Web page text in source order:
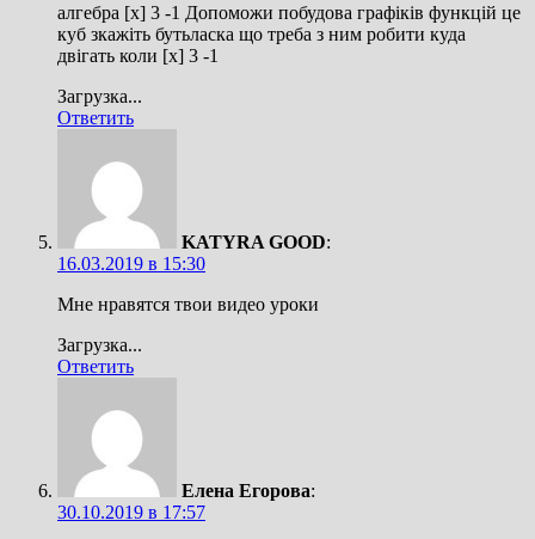
алгебра [x] 3 -1 Допоможи побудова графіків функцій це
куб зкажіть бутьласка що треба з ним робити куда
двігать коли [x] 3 -1
Загрузка...
Ответить
KATYRA GOOD:
16.03.2019 в 15:30
Мне нравятся твои видео уроки
Загрузка...
Ответить
Елена Егорова:
30.10.2019 в 17:57